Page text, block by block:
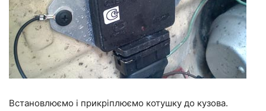
Встановлюємо і прикріплюємо котушку до кузова.